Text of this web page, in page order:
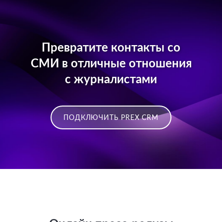
Превратите контакты со
СМИ в отличные отношения
с журналистами
ПОДКЛЮЧИТЬ PREX CRM